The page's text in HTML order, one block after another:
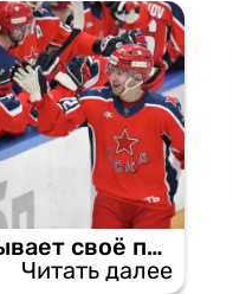
СКА доказывает своё превосходство, обыграв ЦСКА в Москве.
Читать далее